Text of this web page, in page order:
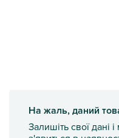
На жаль, даний
Залишіть свої дані